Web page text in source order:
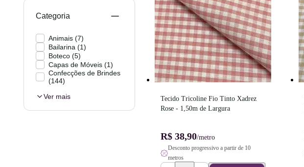
Categoria
Animais (7)
Bailarina (1)
Boteco (5)
Capas de Móveis (1)
Confecções de Brindes
(144)
Ver mais
Tecido Tricoline Fio Tinto Xadrez
Rose - 1,50m de Largura
R$ 38,90/metro
Desconto progressivo a partir de 10
metros